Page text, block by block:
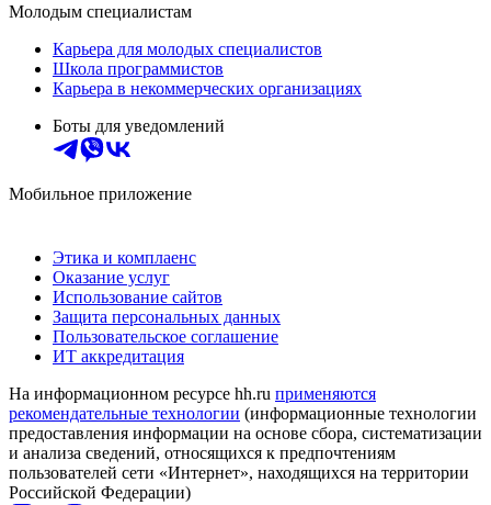
Молодым специалистам
Карьера для молодых специалистов
Школа программистов
Карьера в некоммерческих организациях
Боты для уведомлений
Мобильное приложение
Этика и комплаенс
Оказание услуг
Использование сайтов
Защита персональных данных
Пользовательское соглашение
ИТ аккредитация
На информационном ресурсе hh.ru применяются
рекомендательные технологии (информационные технологии
предоставления информации на основе сбора, систематизации
и анализа сведений, относящихся к предпочтениям
пользователей сети «Интернет», находящихся на территории
Российской Федерации)